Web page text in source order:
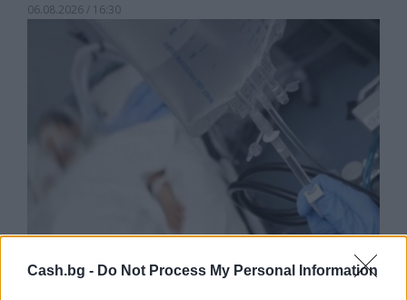
Cash.bg - Do Not Process My Personal Information
06.08.2026 / 16:30